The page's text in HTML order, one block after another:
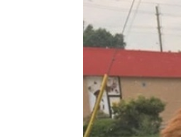
2. C'est le